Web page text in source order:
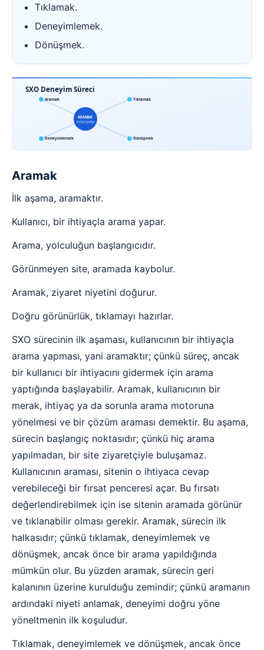
Tıklamak.
Deneyimlemek.
Dönüşmek.
SXO Deneyim Süreci
ARAMAK
DÖNÜŞMEK
Aramak Tıklamak
Deneyimlemek Dönüşmek
Aramak
İlk aşama, aramaktır.
Kullanıcı, bir ihtiyaçla arama yapar.
Arama, yolculuğun başlangıcıdır.
Görünmeyen site, aramada kaybolur.
Aramak, ziyaret niyetini doğurur.
Doğru görünürlük, tıklamayı hazırlar.
SXO sürecinin ilk aşaması, kullanıcının bir ihtiyaçla
arama yapması, yani aramaktır; çünkü süreç, ancak
bir kullanıcı bir ihtiyacını gidermek için arama
yaptığında başlayabilir. Aramak, kullanıcının bir
merak, ihtiyaç ya da sorunla arama motoruna
yönelmesi ve bir çözüm araması demektir. Bu aşama,
sürecin başlangıç noktasıdır; çünkü hiç arama
yapılmadan, bir site ziyaretçiyle buluşamaz.
Kullanıcının araması, sitenin o ihtiyaca cevap
verebileceği bir fırsat penceresi açar. Bu fırsatı
değerlendirebilmek için ise sitenin aramada görünür
ve tıklanabilir olması gerekir. Aramak, sürecin ilk
halkasıdır; çünkü tıklamak, deneyimlemek ve
dönüşmek, ancak önce bir arama yapıldığında
mümkün olur. Bu yüzden aramak, sürecin geri
kalanının üzerine kurulduğu zemindir; çünkü aramanın
ardındaki niyeti anlamak, deneyimi doğru yöne
yöneltmenin ilk koşuludur.
Tıklamak, deneyimlemek ve dönüşmek, ancak önce